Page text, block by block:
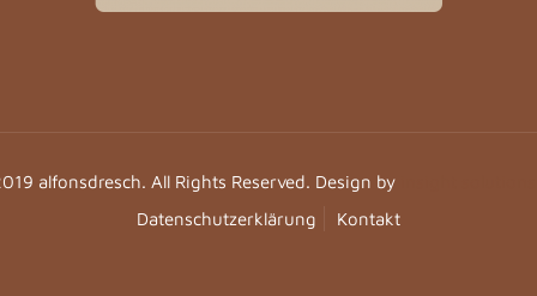
alfonsdresch. All Rights Reserved. Design by
Datenschutzerklärung
Kontakt